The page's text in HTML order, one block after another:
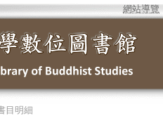
網站導覽
目明細